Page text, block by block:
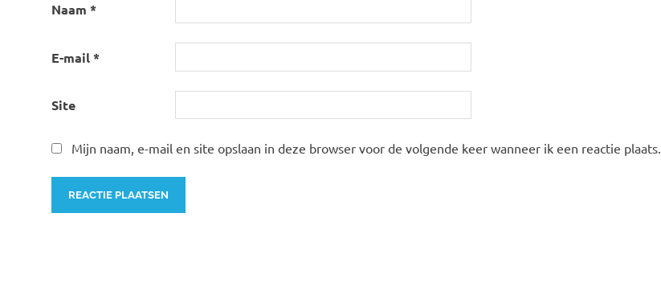
Naam *
E-mail*
Site
Mijn naam, e-mail en site opslaan in deze browser voor de volgende keer wanneer ik een reactie plaats.